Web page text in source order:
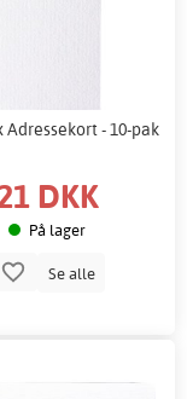
Adressekort - 10-pak
DKK
På lager
Se alle